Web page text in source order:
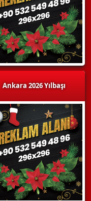
Ankara 2026 Yılbaşı